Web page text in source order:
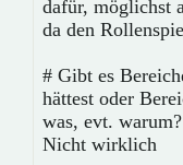
dafür, möglichst
da den
# Gibt es
hättest oder
was, evt. warum?
Nicht wirklich